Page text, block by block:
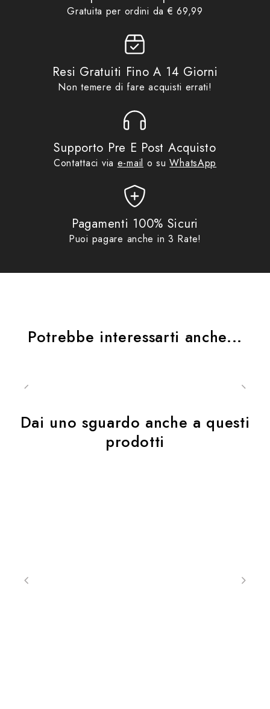
Product collections Moto Estivi Uomo,
,
Card
Gratuita per ordini da € 69,99
Resi Gratuiti Fino A 14 Giorni
Non temere di fare acquisti errati!
Supporto Pre E Post Acquisto
Contattaci via e-mail o suWhatsApp
Pagamenti 100% Sicuri
Puoi pagare anche in 3 Rate!
Potrebbe interessarti anche...
Dai uno sguardo anche a questi
prodotti